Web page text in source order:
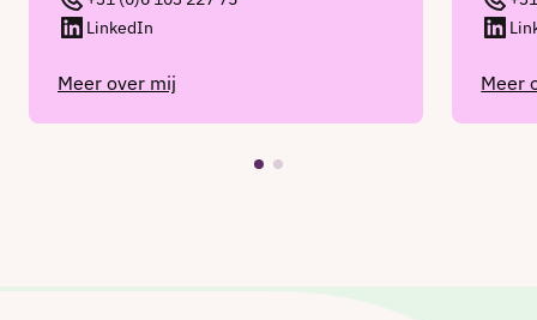
LinkedIn
Meer over mij Meer